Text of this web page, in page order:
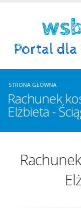
STRONA GŁÓWNA
Rachunek
Elżbieta -